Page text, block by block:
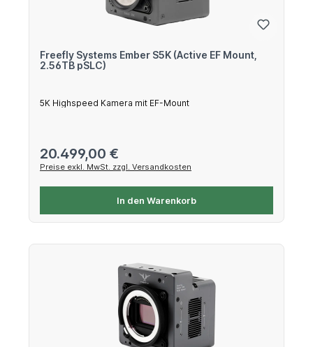
Freefly Systems Ember S5K (Active EF Mount,
2.56TB pSLC)
5K Highspeed Kamera mit EF-Mount
Regulärer Preis:
20.499,00 €
Preise exkl. MwSt. zzgl. Versandkosten
In den Warenkorb